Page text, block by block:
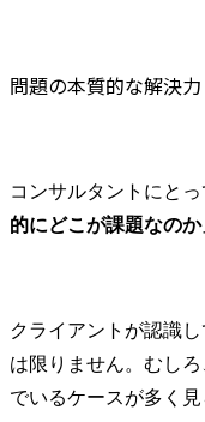
問題の本質的な解決力
コンサルタントにと
的にどこが課題なの
クライアントが認識
は限りません。むし
でいるケースが多く見